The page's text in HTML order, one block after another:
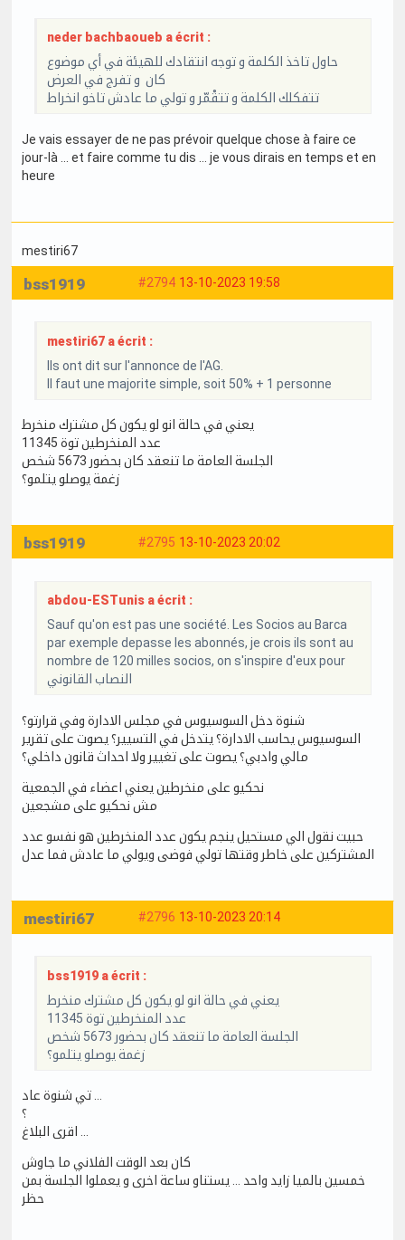
neder bachbaoueb a écrit :
حاول تاخذ الكلمة و توجه انتقادك للهيئة في أي موضوع
كان و تفرج في العرض
تتفكلك الكلمة و تتقْمّر و تولي ما عادش تاخو انخراط
Je vais essayer de ne pas prévoir quelque chose à faire ce
jour-là … et faire comme tu dis … je vous dirais en temps et en
heure
mestiri67
#2794 13-10-2023 19:58
bss1919
mestiri67 a écrit :
Ils ont dit sur l'annonce de l'AG.
Il faut une majorite simple, soit 50% + 1 personne
يعني في حالة انو لو يكون كل مشترك منخرط
عدد المنخرطين توة 11345
الجلسة العامة ما تنعقد كان بحضور 5673 شخص
زغمة يوصلو يتلمو؟
#2795 13-10-2023 20:02
bss1919
abdou-ESTunis a écrit :
Sauf qu'on est pas une société. Les Socios au Barca
par exemple depasse les abonnés, je crois ils sont au
nombre de 120 milles socios, on s'inspire d'eux pour
النصاب القانوني
شنوة دخل السوسيوس في مجلس الادارة وفي قرارتو؟
السوسيوس يحاسب الادارة؟ يتدخل في التسيير؟ يصوت على تقرير
مالي وادبي؟ يصوت على تغيير ولا احداث قانون داخلي؟
نحكيو على منخرطين يعني اعضاء في الجمعية
مش نحكيو على مشجعين
حبيت نقول الي مستحيل ينجم يكون عدد المنخرطين هو نفسو عدد
المشتركين على خاطر وقتها تولي فوضى ويولي ما عادش فما عدل
#2796 13-10-2023 20:14
mestiri67
bss1919 a écrit :
يعني في حالة انو لو يكون كل مشترك منخرط
عدد المنخرطين توة 11345
الجلسة العامة ما تنعقد كان بحضور 5673 شخص
زغمة يوصلو يتلمو؟
تي شنوة عاد …
؟
اقرى البلاغ …
كان بعد الوقت الفلاني ما جاوش
خمسين بالميا زايد واحد … يستناو ساعة اخرى و يعملوا الجلسة بمن
حظر